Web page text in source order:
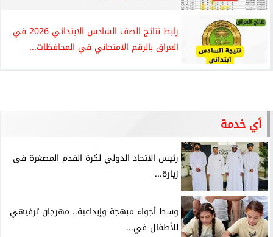
رابط نتائج الصف السادس الابتدائي 2026 في
العراق بالرقم الامتحاني في المحافظات...
أي خدمة
رئيس الاتحاد الدولي لكرة القدم المصغرة فى
زيارة...
وسط أجواء مبهجة وإبداعية.. مهرجان ترفيهي
للأطفال في...